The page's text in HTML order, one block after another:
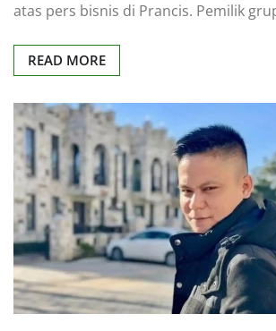
atas pers bisnis di Prancis. Pemilik
READ MORE